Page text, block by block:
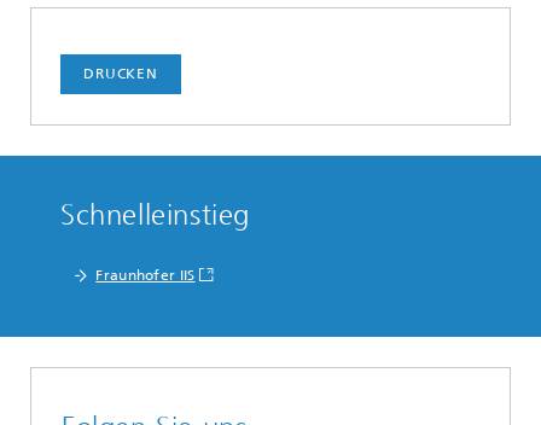
DRUCKEN
Schnelleinstieg
Fraunhofer IIS